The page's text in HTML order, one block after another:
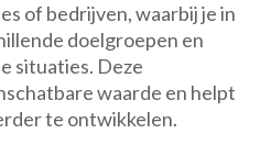
of bedrijven, waarbij je in
doelgroepen en
situaties. Deze
waarde en helpt
te ontwikkelen.